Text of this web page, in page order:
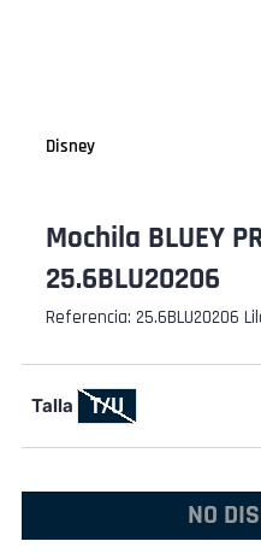
Disney
Mochila BLUEY
25.6BLU20206
Referencia: 25.6BLU20206
Talla T/U
NO